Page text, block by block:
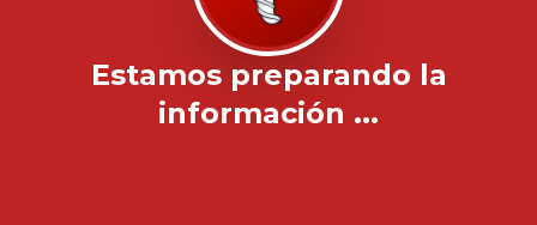
Estamos preparando la
información ...